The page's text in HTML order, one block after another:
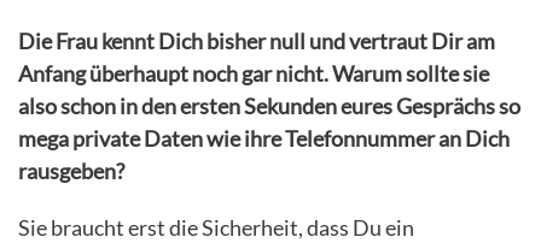
Die Frau kennt Dich bisher null und vertraut Dir am
Anfang überhaupt noch gar nicht. Warum sollte sie
also schon in den ersten Sekunden eures Gesprächs so
mega private Daten wie ihre Telefonnummer an Dich
rausgeben?
Sie braucht erst die Sicherheit, dass Du ein